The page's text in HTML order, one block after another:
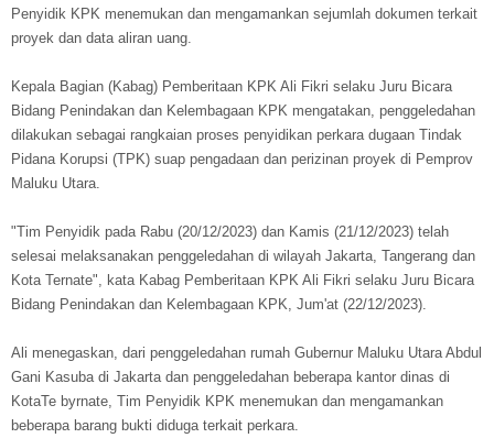
Penyidik KPK menemukan dan mengamankan sejumlah dokumen terkait
proyek dan data aliran uang.
Kepala Bagian (Kabag) Pemberitaan KPK Ali Fikri selaku Juru Bicara
Bidang Penindakan dan Kelembagaan KPK mengatakan, penggeledahan
dilakukan sebagai rangkaian proses penyidikan perkara dugaan Tindak
Pidana Korupsi (TPK) suap pengadaan dan perizinan proyek di Pemprov
Maluku Utara.
"Tim Penyidik pada Rabu (20/12/2023) dan Kamis (21/12/2023) telah
selesai melaksanakan penggeledahan di wilayah Jakarta, Tangerang dan
Kota Ternate", kata Kabag Pemberitaan KPK Ali Fikri selaku Juru Bicara
Bidang Penindakan dan Kelembagaan KPK, Jum'at (22/12/2023).
Ali menegaskan, dari penggeledahan rumah Gubernur Maluku Utara Abdul
Gani Kasuba di Jakarta dan penggeledahan beberapa kantor dinas di
KotaTe byrnate, Tim Penyidik KPK menemukan dan mengamankan
beberapa barang bukti diduga terkait perkara.